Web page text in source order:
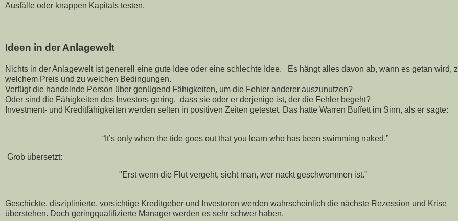
Ausfälle oder knappen Kapitals testen.
Ideen in der Anlagewelt
Nichts in der Anlagewelt ist generell eine gute Idee oder eine schlechte Idee. Es hängt alles davon ab, wann es getan wird,
welchem Preis und zu welchen Bedingungen.
Verfügt die handelnde Person über genügend Fähigkeiten, um die Fehler anderer auszunutzen?
Oder sind die Fähigkeiten des Investors gering, dass sie oder er derjenige ist, der die Fehler begeht?
Investment- und Kreditfähigkeiten werden selten in positiven Zeiten getestet. Das hatte Warren Buffett im Sinn, als er sagte:
“It’s only when the tide goes out that you learn who has been swimming naked.”
Grob übersetzt:
"Erst wenn die Flut vergeht, sieht man, wer nackt geschwommen ist."
Geschickte, disziplinierte, vorsichtige Kreditgeber und Investoren werden wahrscheinlich die nächste Rezession und Krise
überstehen. Doch geringqualifizierte Manager werden es sehr schwer haben.